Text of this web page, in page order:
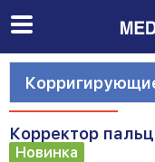
Корректор
Новинка